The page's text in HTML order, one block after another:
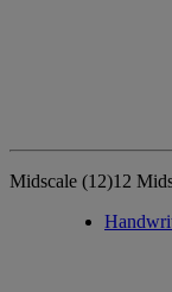
Midscale (12)12